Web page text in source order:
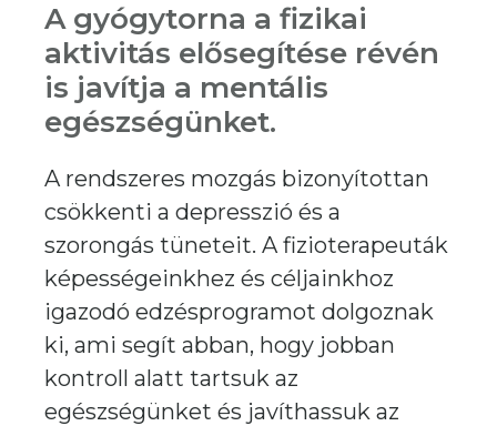
A gyógytorna a fizikai
aktivitás elősegítése révén
is javítja a mentális
egészségünket.
A rendszeres mozgás bizonyítottan
csökkenti a depresszió és a
szorongás tüneteit. A fizioterapeuták
képességeinkhez és céljainkhoz
igazodó edzésprogramot dolgoznak
ki, ami segít abban, hogy jobban
kontroll alatt tartsuk az
egészségünket és javíthassuk az